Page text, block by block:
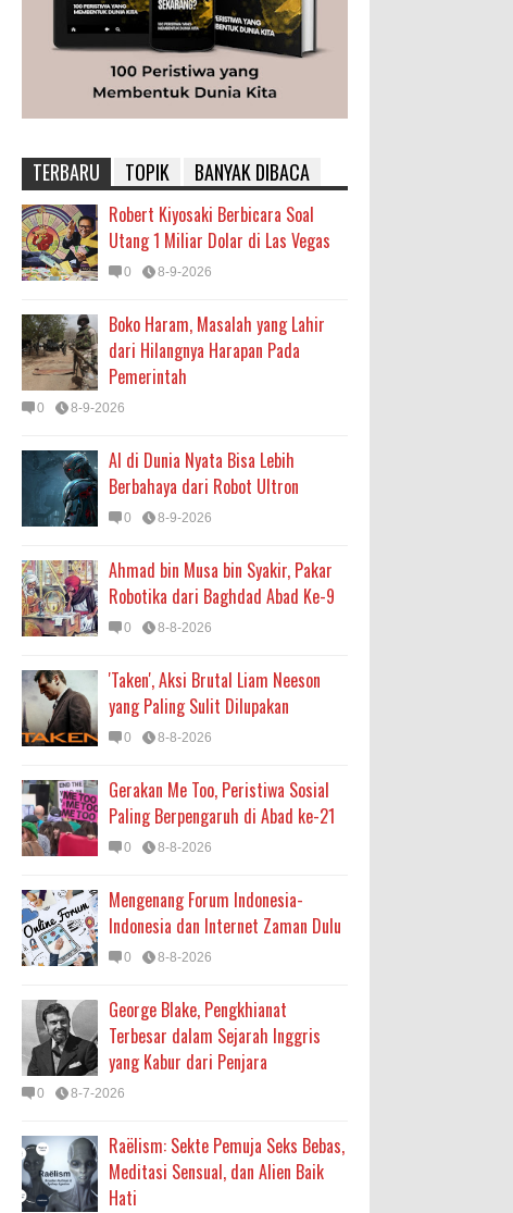
TERBARU TOPIK BANYAK DIBACA
Robert Kiyosaki Berbicara Soal
Utang 1 Miliar Dolar di Las Vegas
0 8-9-2026
Boko Haram, Masalah yang Lahir
dari Hilangnya Harapan Pada
Pemerintah
0 8-9-2026
AI di Dunia Nyata Bisa Lebih
Berbahaya dari Robot Ultron
0 8-9-2026
Ahmad bin Musa bin Syakir, Pakar
Robotika dari Baghdad Abad Ke-9
0 8-8-2026
'Taken', Aksi Brutal Liam Neeson
yang Paling Sulit Dilupakan
0 8-8-2026
Gerakan Me Too, Peristiwa Sosial
Paling Berpengaruh di Abad ke-21
0 8-8-2026
Mengenang Forum Indonesia-
Indonesia dan Internet Zaman Dulu
0 8-8-2026
George Blake, Pengkhianat
Terbesar dalam Sejarah Inggris
yang Kabur dari Penjara
0 8-7-2026
Raëlism: Sekte Pemuja Seks Bebas,
Meditasi Sensual, dan Alien Baik
Hati